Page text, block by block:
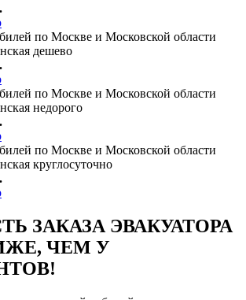
по Москве и Московской области
дешево
по Москве и Московской области
недорого
по Москве и Московской области
круглосуточно
ЗАКАЗА ЭВАКУАТОРА
ЧЕМ У